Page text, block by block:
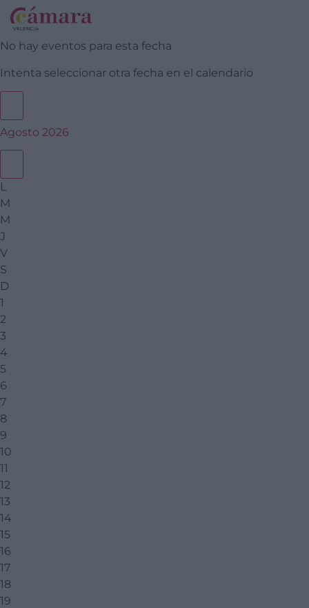
No hay eventos para esta fecha
Intenta seleccionar otra fecha en el calendario
Agosto 2026
L
M
M
J
V
S
D
1
2
3
4
5
6
7
8
9
10
11
12
13
14
15
16
17
18
19